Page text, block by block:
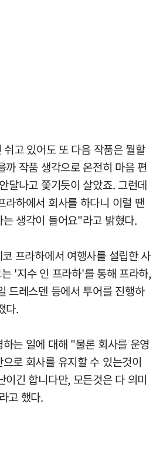
고 있어도 또 다음 작품은 뭘할
까 작품 생각으로 온전히 마음 편
달나고 쫓기듯이 살았죠. 그런데
라하에서 회사를 하다니 이럴 땐
생각이 들어요"라고 밝혔다.
프라하에서 여행사를 설립한 사
'지수 인 프라하'를 통해 프라하,
드레스덴 등에서 투어를 진행하
다.
는 일에 대해 "물론 회사를 운영
로 회사를 유지할 수 있는것이
이긴 합니다만, 모든것은 다 의미
고 했다.